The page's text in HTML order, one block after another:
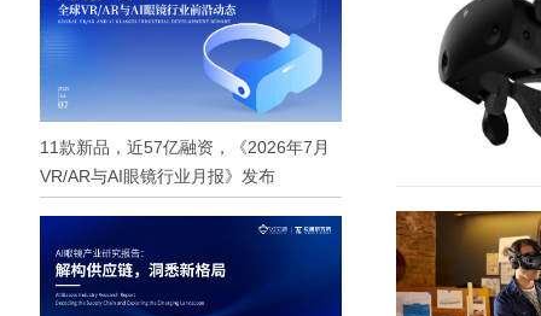
11款新品，近57亿融资，《2026年7月
VR/AR与AI眼镜行业月报》发布